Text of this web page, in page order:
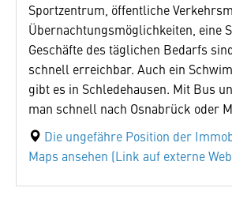
Sportzentrum, öffentliche
Übernachtungsmöglichkeiten, eine
Geschäfte des täglichen Bedarfs
schnell erreichbar. Auch ein
gibt es in Schledehausen. Mit Bus
man schnell nach Osnabrück oder
Die ungefähre Position der
Maps ansehen (Link auf externe